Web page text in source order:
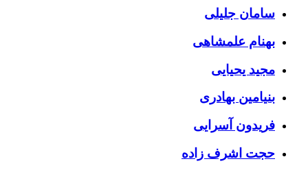
سامان جلیلی
بهنام علمشاهی
مجید یحیایی
بنیامین بهادری
فریدون آسرایی
حجت اشرف زاده